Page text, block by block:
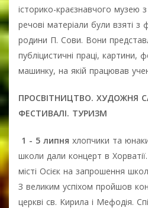
історико-краєзнавчого музею
речові матеріали були взяті
родини П. Сови. Вони
публіцистичні праці, картини,
машинку, на якій працював
ПРОСВІТНИЦТВО. ХУДОЖНЯ
ФЕСТИВАЛІ. ТУРИЗМ
1 - 5 липня хлопчики та
школи дали концерт в
місті Осієк на запрошення
З великим успіхом пройшов
церкві св. Кирила і Мефодія.